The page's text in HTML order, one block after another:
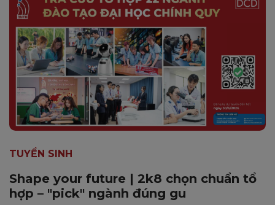
TUYỂN SINH
Shape your future | 2k8 chọn chuẩn tổ
hợp – "pick" ngành đúng gu